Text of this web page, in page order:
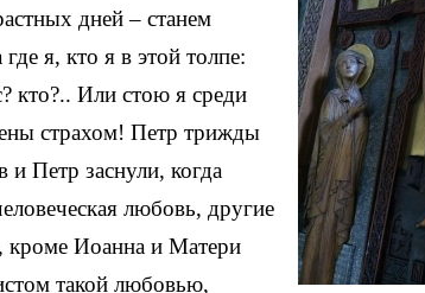
дней – станем
я, кто я в этой толпе:
кто?.. Или стою я среди
страхом! Петр трижды
Петр заснули, когда
любовь, другие
кроме Иоанна и Матери
такой любовью,